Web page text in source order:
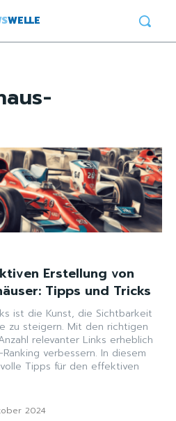
WELLE
Erstellung von
Tipps und Tricks
ist die Kunst, die Sichtbarkeit
zu steigern. Mit den richtigen
relevanter Links erheblich
verbessern. In diesem
Tipps für den effektiven
2024